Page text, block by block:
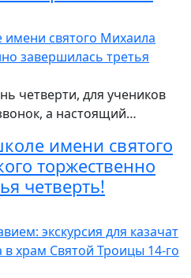
четверти, для учеников
а настоящий…
имени святого
торжественно
четверть!